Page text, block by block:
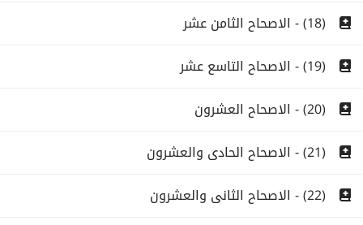
(18) - الاصحاح الثامن عشر
(19) - الاصحاح التاسع عشر
(20) - الاصحاح العشرون
(21) - الاصحاح الحادى والعشرون
(22) - الاصحاح الثانى والعشرون